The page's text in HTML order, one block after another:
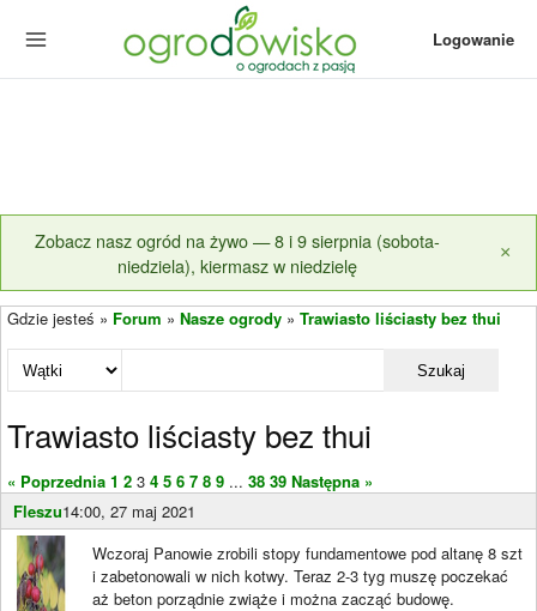
Logowanie
Zobacz nasz ogród na żywo — 8 i 9 sierpnia (sobota-
niedziela), kiermasz w niedzielę
×
Gdzie jesteś » Forum » Nasze ogrody » Trawiasto liściasty bez thui
Szukaj
Trawiasto liściasty bez thui
« Poprzednia 1 2 3 4 5 6 7 8 9 ... 38 39 Następna »
Fleszu14:00, 27 maj 2021
Wczoraj Panowie zrobili stopy fundamentowe pod altanę 8 szt
i zabetonowali w nich kotwy. Teraz 2-3 tyg muszę poczekać
aż beton porządnie zwiąże i można zacząć budowę.